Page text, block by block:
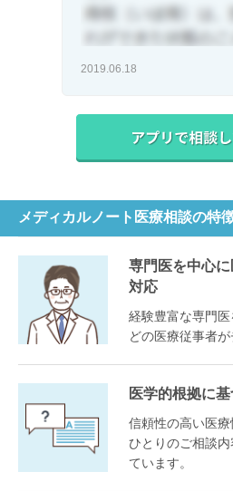
2019.06.18
メディカルノート医療相談の特
専門医を中心
対応
経験豊富な専門
どの医療従事者が
医学的根拠に
信頼性の高い医
ひとりのご相談
ています。